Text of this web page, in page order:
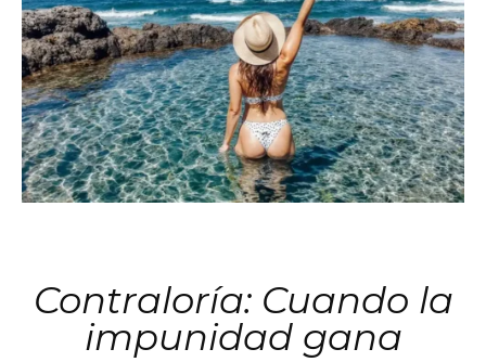
Contraloría: Cuando la
impunidad gana